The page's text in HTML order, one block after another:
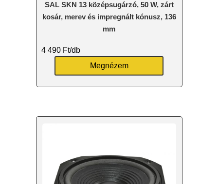
SAL SKN 13 középsugárzó, 50 W, zárt
kosár, merev és impregnált kónusz, 136
mm
4 490 Ft/db
Megnézem